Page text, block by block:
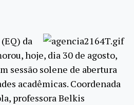
da
hoje, dia 30 de agosto,
sessão solene de abertura
acadêmicas. Coordenada
professora Belkis